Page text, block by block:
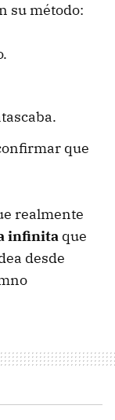
su método:
que
realmente
infinita que
desde